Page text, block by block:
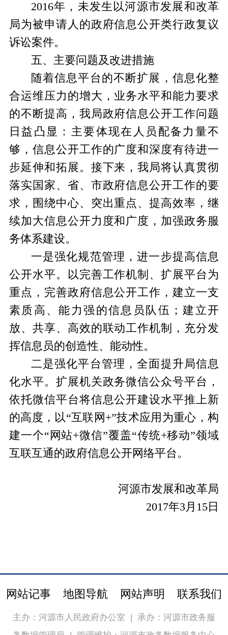
2016年，未发生以河源市发展和改革
局为被申请人的政府信息公开类行政复议
诉讼案件。
五、 主要问题及改进措施
随着信息平台的不断扩展，信息化整
合运维压力的增大，业务水平和能力要求
的不断提高，我局政府信息公开工作问题
日益凸显：主要体现在人员配备力量不
够，信息公开工作的广度和深度有待进一
步延伸和拓展。接下来，我局将认真贯彻
落实国家、省、市政府信息公开工作的要
求，围绕中心、突出重点、提高效率，继
续加大信息公开力度和广度，加强政务服
务体系建设。
一是强化规范管理，进一步提高信息
公开水平。 以完善工作机制、扩展平台为
重点，完善政府信息公开工作，建立一支
素质高、能力强的信息员队伍；建立开
放、共享、高效的联动工作机制，充分发
挥信息员的创造性、能动性。
二是强化平台管理，全面提升局信息
化水平。 扩展机关政务微信公众号平台，
依托微信平台将信息公开建设水平推上新
的高度，以“互联网+”技术应用为重心，构
建一个“网站+微信”覆盖“传统+移动”领域
互联互通的政府信息公开网络平台。
河源市发展和改革局
2017年3月15 日
网站记事 地图导航 网站声明 联系我们
主办：河源市人民政府办公室 | 承办：河源市政务服